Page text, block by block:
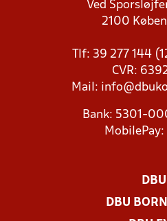
Ved
2100
Tlf: 39 277 144
CVR:
Mail:
Bank: 5301-
MobilePay:
DBU
DBU